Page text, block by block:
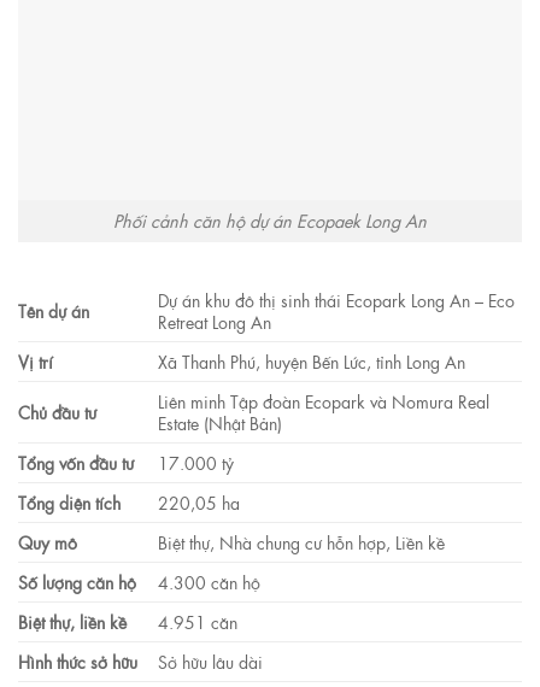
Phối cảnh căn hộ dự án Ecopaek Long An
Tên dự án
Dự án khu đô thị sinh thái Ecopark Long An – Eco
Retreat Long An
Vị trí
Xã Thanh Phú, huyện Bến Lức, tỉnh Long An
Chủ đầu tư
Liên minh Tập đoàn Ecopark và Nomura Real
Estate (Nhật Bản)
Tổng vốn đầu tư
17.000 tỷ
Tổng diện tích
220,05 ha
Quy mô
Biệt thự, Nhà chung cư hỗn hợp, Liền kề
Số lượng căn hộ
4.300 căn hộ
Biệt thự, liền kề
4.951 căn
Hình thức sở hữu
Sở hữu lâu dài